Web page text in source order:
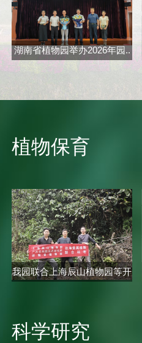
湖南省植物园举办2026年园..
植物保育
我园联合上海辰山植物园等开
科学研究